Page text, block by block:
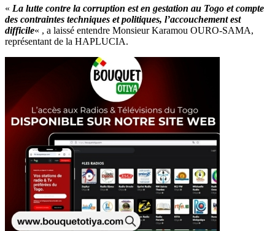
« La lutte contre la corruption est en gestation au Togo et compte
des contraintes techniques et politiques, l’accouchement est
difficile« , a laissé entendre Monsieur Karamou OURO-SAMA,
représentant de la HAPLUCIA.